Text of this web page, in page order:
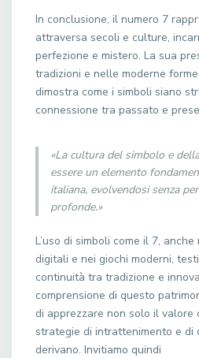
In conclusione, il numero 7
attraversa secoli e culture,
perfezione e mistero. La sua
tradizioni e nelle moderne
dimostra come i simboli siano
connessione tra passato e
«La cultura del simbolo e
essere un elemento
italiana, evolvendosi senza
profonde.»
L’uso di simboli come il 7,
digitali e nei giochi moderni,
continuità tra tradizione e
comprensione di questo
di apprezzare non solo il valore
strategie di intrattenimento e di
derivano. Invitiamo quindi